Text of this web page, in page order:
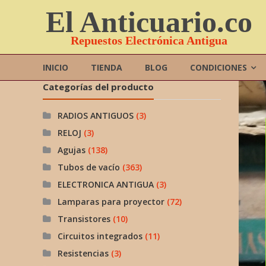
El Anticuario.co
Repuestos Electrónica Antigua
INICIO TIENDA BLOG CONDICIONES
Categorías del producto
RADIOS ANTIGUOS (3)
RELOJ (3)
Agujas (138)
Tubos de vacío (363)
ELECTRONICA ANTIGUA (3)
Lamparas para proyector (72)
Transistores (10)
Circuitos integrados (11)
Resistencias (3)